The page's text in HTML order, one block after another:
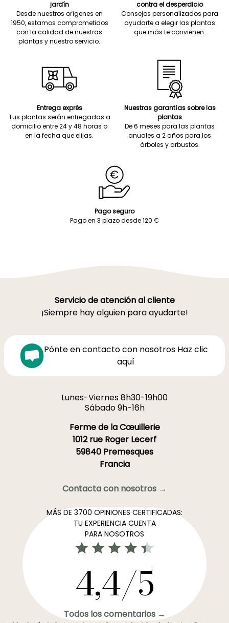
jardín
Desde nuestros orígenes en
1950, estamos comprometidos
con la calidad de nuestras
plantas y nuestro servicio.
contra el desperdicio
Consejos personalizados para
ayudarte a elegir las plantas
que más te convienen.
Entrega exprés
Tus plantas serán entregadas a
domicilio entre 24 y 48 horas o
en la fecha que elijas.
Nuestras garantías sobre las
plantas
De 6 meses para las plantas
anuales a 2 años para los
árboles y arbustos.
Pago seguro
Pago en 3 plazo desde 120 €
Servicio de atención al cliente
¡Siempre hay alguien para ayudarte!
Pónte en contacto con nosotros Haz clic
aquí
Lunes-Viernes 8h30-19h00
Sábado 9h-16h
Ferme de la Cœuillerie
1012 rue Roger Lecerf
59840 Premesques
Francia
Contacta con nosotros →
MÁS DE 3700 OPINIONES CERTIFICADAS:
TU EXPERIENCIA CUENTA
PARA NOSOTROS
4,4/5
Todos los comentarios →